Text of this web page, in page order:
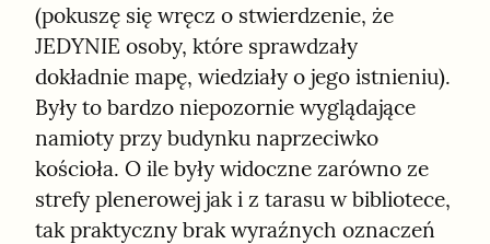
(pokuszę się wręcz o stwierdzenie, że
JEDYNIE osoby, które sprawdzały
dokładnie mapę, wiedziały o jego istnieniu).
Były to bardzo niepozornie wyglądające
namioty przy budynku naprzeciwko
kościoła. O ile były widoczne zarówno ze
strefy plenerowej jak i z tarasu w bibliotece,
tak praktyczny brak wyraźnych oznaczeń